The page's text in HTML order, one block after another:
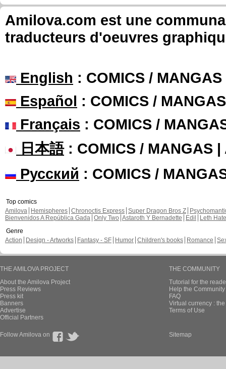
Amilova.com est une
traducteurs d'oeuvres
English : COMICS /
Español : COMICS /
Français : COMICS /
日本語: COMICS / MANGAS |
Русский : COMICS /
Top comics
Amilova
Hemispheres Chronoctis Express Super Dragon Bros Z
Bienvenidos A República Gada Only Two Astaroth Y Bernadette Edil
Leth Hate
Genre
Action
Design - Artworks Fantasy - SF Humor Children's books Romance
THE AMILOVA PROJECT
About the Amilova Project
Press Reviews
Press kit
Banners
Advertise
Official Partners
THE COMMUNITY
Tutorial for the
Help the
FAQ
Virtual currency :
Terms of Use
Follow Amilova on Sitemap